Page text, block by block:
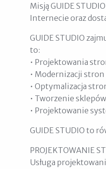
Misją GUIDE
Internecie oraz
GUIDE STUDIO
to:
• Projektowania
• Modernizacji
• Optymalizacja
• Tworzenie
• Projektowanie
GUIDE STUDIO to
PROJEKTOWANIE
Usługa